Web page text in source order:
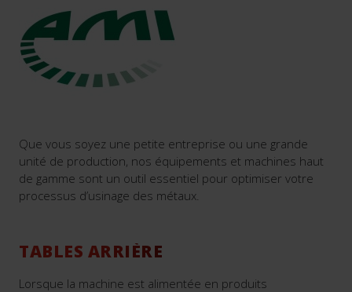
Que vous soyez une petite entreprise ou une grande
unité de production, nos équipements et machines haut
de gamme sont un outil essentiel pour optimiser votre
processus d’usinage des métaux.
TABLES ARRIÈRE
Lorsque la machine est alimentée en produits